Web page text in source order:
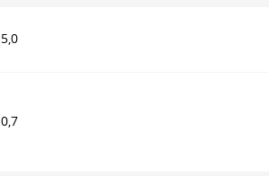
5,0
0,7